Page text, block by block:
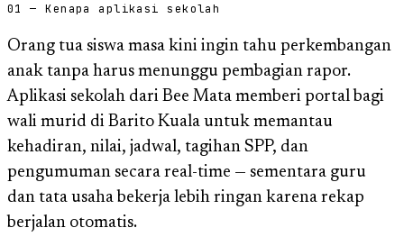
01 — Kenapa aplikasi sekolah
Orang tua siswa masa kini ingin tahu perkembangan
anak tanpa harus menunggu pembagian rapor.
Aplikasi sekolah dari Bee Mata memberi portal bagi
wali murid di Barito Kuala untuk memantau
kehadiran, nilai, jadwal, tagihan SPP, dan
pengumuman secara real-time — sementara guru
dan tata usaha bekerja lebih ringan karena rekap
berjalan otomatis.